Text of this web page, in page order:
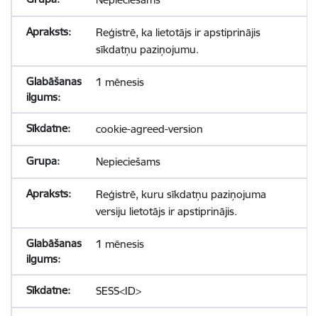
Reģistrē, ka lietotājs ir apstiprinājis
sīkdatņu paziņojumu.
1 mēnesis
cookie-agreed-version
Nepieciešams
Reģistrē, kuru sīkdatņu paziņojuma
versiju lietotājs ir apstiprinājis.
1 mēnesis
SESS<ID>